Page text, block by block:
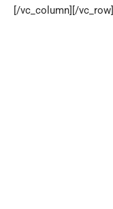
[/vc_column][/vc_row]